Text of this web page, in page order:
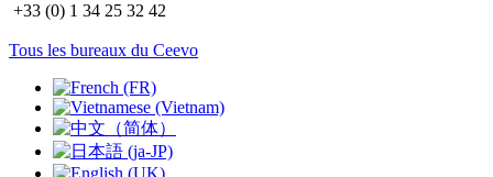
+33 (0) 1 34 25 32 42
Tous les bureaux du Ceevo